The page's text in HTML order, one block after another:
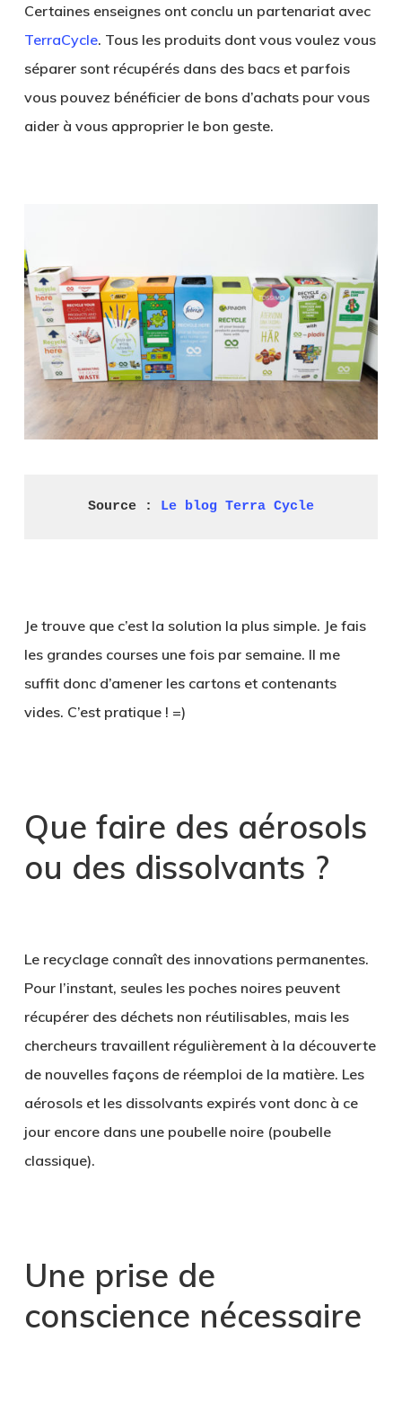
Certaines enseignes ont conclu un partenariat avec
TerraCycle. Tous les produits dont vous voulez vous
séparer sont récupérés dans des bacs et parfois
vous pouvez bénéficier de bons d’achats pour vous
aider à vous approprier le bon geste.
Source : Le blog Terra Cycle
Je trouve que c’est la solution la plus simple. Je fais
les grandes courses une fois par semaine. Il me
suffit donc d’amener les cartons et contenants
vides. C’est pratique ! =)
Que faire des aérosols
ou des dissolvants ?
Le recyclage connaît des innovations permanentes.
Pour l’instant, seules les poches noires peuvent
récupérer des déchets non réutilisables, mais les
chercheurs travaillent régulièrement à la découverte
de nouvelles façons de réemploi de la matière. Les
aérosols et les dissolvants expirés vont donc à ce
jour encore dans une poubelle noire (poubelle
classique).
Une prise de
conscience nécessaire